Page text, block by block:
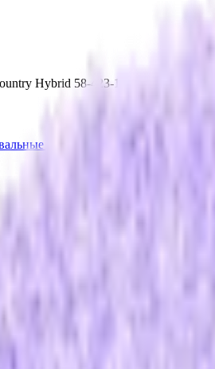
Hybrid 58-423-1 гибридный
круги